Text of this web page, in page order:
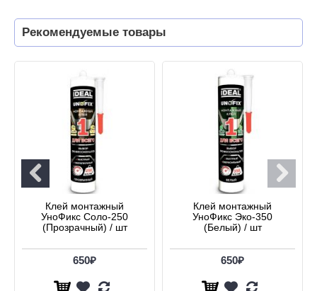
Рекомендуемые товары
Клей монтажный
УноФикс Соло-250
(Прозрачный) / шт
650₽
Клей монтажный
УноФикс Эко-350
(Белый) / шт
650₽